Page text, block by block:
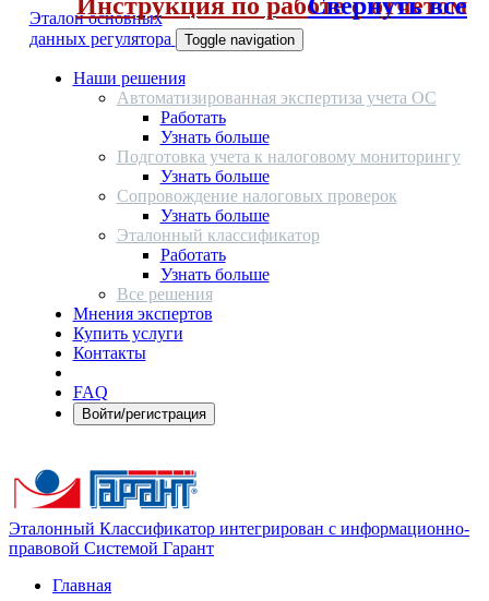
Эталон основных
данных регулятора
Toggle navigation
Наши решения
Автоматизированная экспертиза учета ОС
Работать
Узнать больше
Подготовка учета к налоговому мониторингу
Узнать больше
Сопровождение налоговых проверок
Узнать больше
Эталонный классификатор
Работать
Узнать больше
Все решения
Мнения экспертов
Купить услуги
Контакты
FAQ
Войти/регистрация
Эталонный Классификатор интегрирован с информационно-
правовой Системой Гарант
Главная